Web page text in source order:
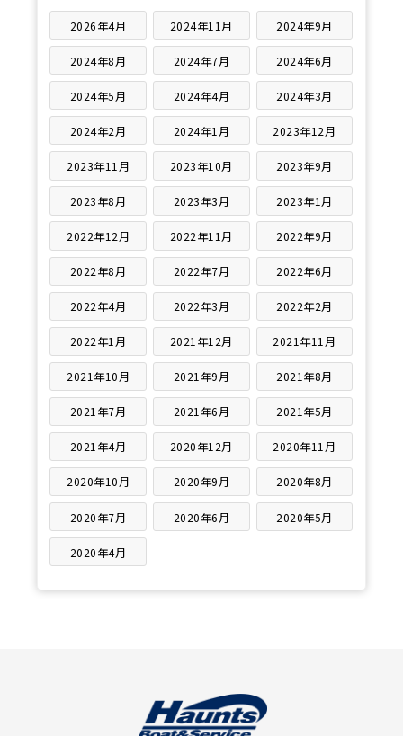
2026年4月 2024年11月 2024年9月
2024年8月 2024年7月 2024年6月
2024年5月 2024年4月 2024年3月
2024年2月 2024年1月 2023年12月
2023年11月 2023年10月 2023年9月
2023年8月 2023年3月 2023年1月
2022年12月 2022年11月 2022年9月
2022年8月 2022年7月 2022年6月
2022年4月 2022年3月 2022年2月
2022年1月 2021年12月 2021年11月
2021年10月 2021年9月 2021年8月
2021年7月 2021年6月 2021年5月
2021年4月 2020年12月 2020年11月
2020年10月 2020年9月 2020年8月
2020年7月 2020年6月 2020年5月
2020年4月